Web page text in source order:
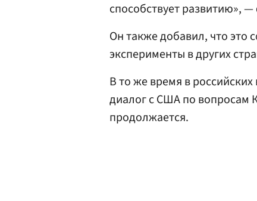
способствует развитию»,
Он также добавил, что это
эксперименты в других
В то же время в
диалог с США по вопросам
продолжается.